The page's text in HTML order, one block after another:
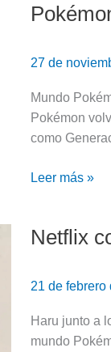
27 de
Mundo
Pokémon
como
Pokémon:
de
Advanced
Generation
musicales
Leer más »
Netflix
21 de febrero
Haru junto a
mundo
Netflix
episodios
de
Concierge